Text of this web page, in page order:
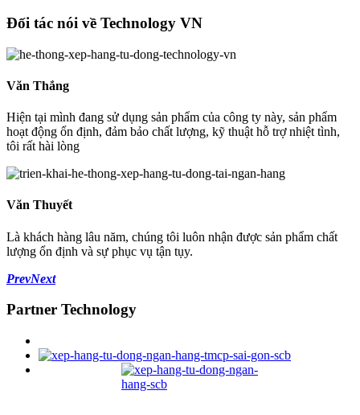
Đối tác nói về Technology VN
Văn Thắng
Hiện tại mình đang sử dụng sản phẩm của công ty này, sản phẩm
hoạt động ổn định, đảm bảo chất lượng, kỹ thuật hỗ trợ nhiệt tình,
tôi rất hài lòng
Văn Thuyết
Là khách hàng lâu năm, chúng tôi luôn nhận được sản phẩm chất
lượng ổn định và sự phục vụ tận tụy.
PrevNext
Partner Technology